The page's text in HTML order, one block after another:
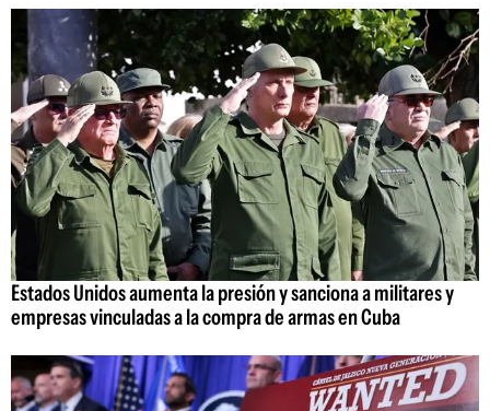
Estados Unidos aumenta la presión y sanciona a militares y
empresas vinculadas a la compra de armas en Cuba